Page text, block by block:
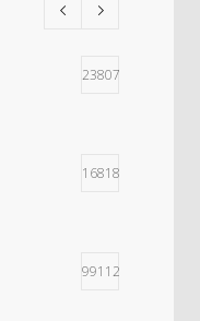
55
238070
168187
99112